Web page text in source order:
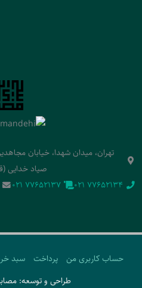
تهران، میدان شهدا، خیابان
صیاد خدایی
‭021 77652134‬
‭021 77652137‬
حساب کاربری من پرداخت سبد
طراحی و توسعه: مصابیح